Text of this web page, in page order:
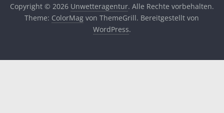
Copyright © 2026 Unwetteragentur. Alle Rechte vorbehalten.
Theme: ColorMag von ThemeGrill. Bereitgestellt von
WordPress.